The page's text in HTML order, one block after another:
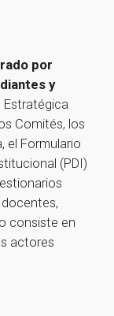
por
y
Estratégica
Comités, los
el Formulario
(PDI)
consiste en
actores